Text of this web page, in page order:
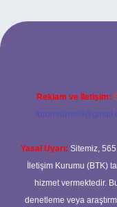
Reklam ve İletişim:
Yasal Uyarı: Sitemiz,
İletişim Kurumu (BTK)
hizmet vermektedir.
denetleme veya